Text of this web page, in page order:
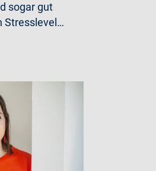
sogar gut
Stresslevel…